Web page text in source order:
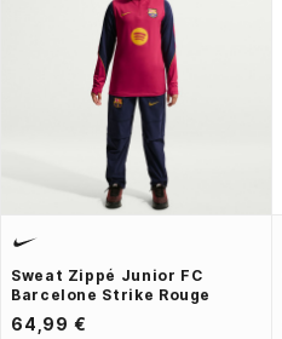
Sweat Zippé Junior FC
Barcelone Strike Rouge
64,99 €